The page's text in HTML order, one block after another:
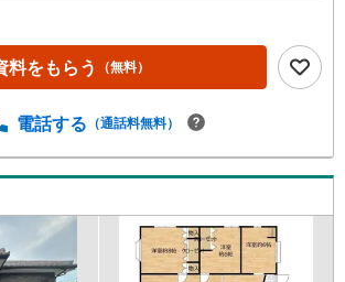
料をもらう （無料）
電話する （通話料無料）